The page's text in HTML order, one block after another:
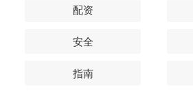
配资
安全
指南